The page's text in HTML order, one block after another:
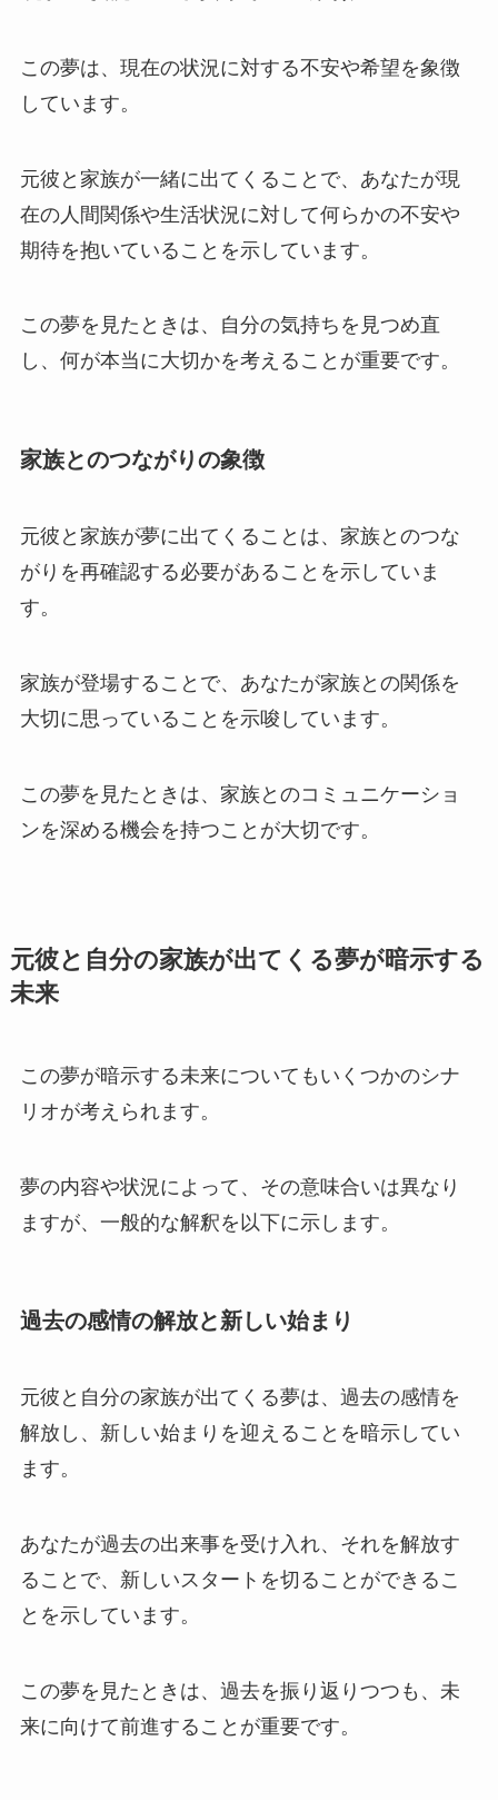
この夢は、現在の状況に対する不安や希望を象徴
しています。
元彼と家族が一緒に出てくることで、あなたが現
在の人間関係や生活状況に対して何らかの不安や
期待を抱いていることを示しています。
この夢を見たときは、自分の気持ちを見つめ直
し、何が本当に大切かを考えることが重要です。
家族とのつながりの象徴
元彼と家族が夢に出てくることは、家族とのつな
がりを再確認する必要があることを示していま
す。
家族が登場することで、あなたが家族との関係を
大切に思っていることを示唆しています。
この夢を見たときは、家族とのコミュニケーショ
ンを深める機会を持つことが大切です。
元彼と自分の家族が出てくる夢が暗示する
未来
この夢が暗示する未来についてもいくつかのシナ
リオが考えられます。
夢の内容や状況によって、その意味合いは異なり
ますが、一般的な解釈を以下に示します。
過去の感情の解放と新しい始まり
元彼と自分の家族が出てくる夢は、過去の感情を
解放し、新しい始まりを迎えることを暗示してい
ます。
あなたが過去の出来事を受け入れ、それを解放す
ることで、新しいスタートを切ることができるこ
とを示しています。
この夢を見たときは、過去を振り返りつつも、未
来に向けて前進することが重要です。